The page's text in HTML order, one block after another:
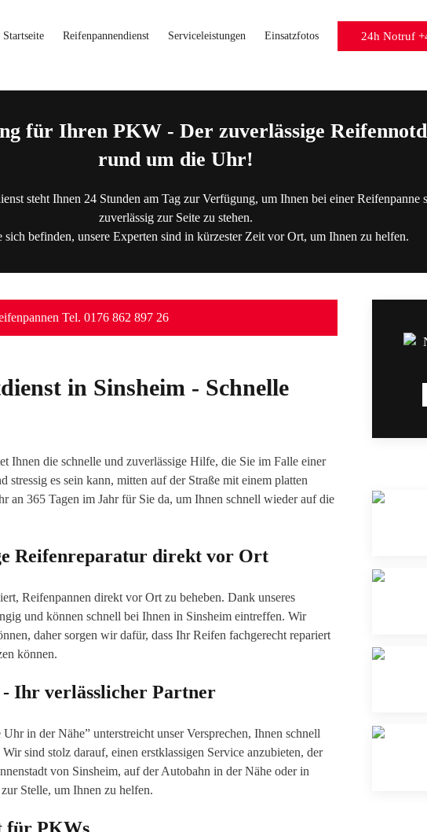
Startseite Reifenpannendienst Serviceleistungen Einsatzfotos 24h Notruf
für Ihren PKW - Der zuverlässige
rund um die Uhr!
steht Ihnen 24 Stunden am Tag zur Verfügung, um Ihnen bei einer Reifenpanne
zuverlässig zur Seite zu stehen.
sich befinden, unsere Experten sind in kürzester Zeit vor Ort, um Ihnen zu helfen.
Tel. 0176 862 897 26
in Sinsheim - Schnelle
Ihnen die schnelle und zuverlässige Hilfe, die Sie im Falle einer
es sein kann, mitten auf der Straße mit einem platten
365 Tagen im Jahr für Sie da, um Ihnen schnell wieder auf die
Reifenreparatur direkt vor Ort
Reifenpannen direkt vor Ort zu beheben. Dank unseres
und können schnell bei Ihnen in Sinsheim eintreffen. Wir
daher sorgen wir dafür, dass Ihr Reifen fachgerecht repariert
können.
Ihr verlässlicher Partner
in der Nähe” unterstreicht unser Versprechen, Ihnen schnell
sind stolz darauf, einen erstklassigen Service anzubieten, der
von Sinsheim, auf der Autobahn in der Nähe oder in
Stelle, um Ihnen zu helfen.